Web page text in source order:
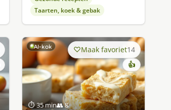
Taarten, koek & gebak
AI-kok
⏱ 35 min👥 8
Maak favoriet14
👍